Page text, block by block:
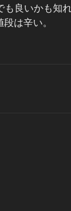
も良いかも知
は辛い。